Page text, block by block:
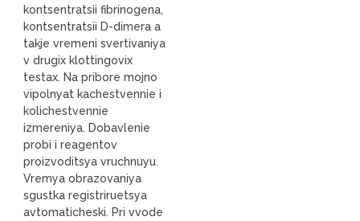
kontsentratsii fibrinogena,
kontsentratsii D-dimera a
takje vremeni svertivaniya
v drugix klottingovix
testax. Na pribore mojno
vipolnyat kachestvennie i
kolichestvennie
izmereniya. Dobavlenie
probi i reagentov
proizvoditsya vruchnuyu.
Vremya obrazovaniya
sgustka registriruetsya
avtomaticheski. Pri vvode